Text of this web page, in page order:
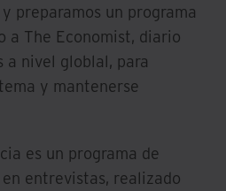
preparamos un programa
a The Economist, diario
a nivel globlal, para
y mantenerse
es un programa de
entrevistas, realizado